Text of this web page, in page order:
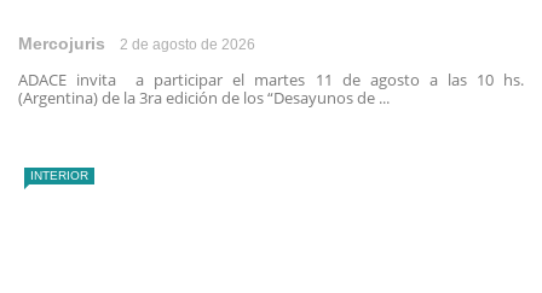
Mercojuris 2 de agosto de 2026
ADACE invita a participar el martes 11 de agosto a las 10 hs.
(Argentina) de la 3ra edición de los “Desayunos de ...
INTERIOR